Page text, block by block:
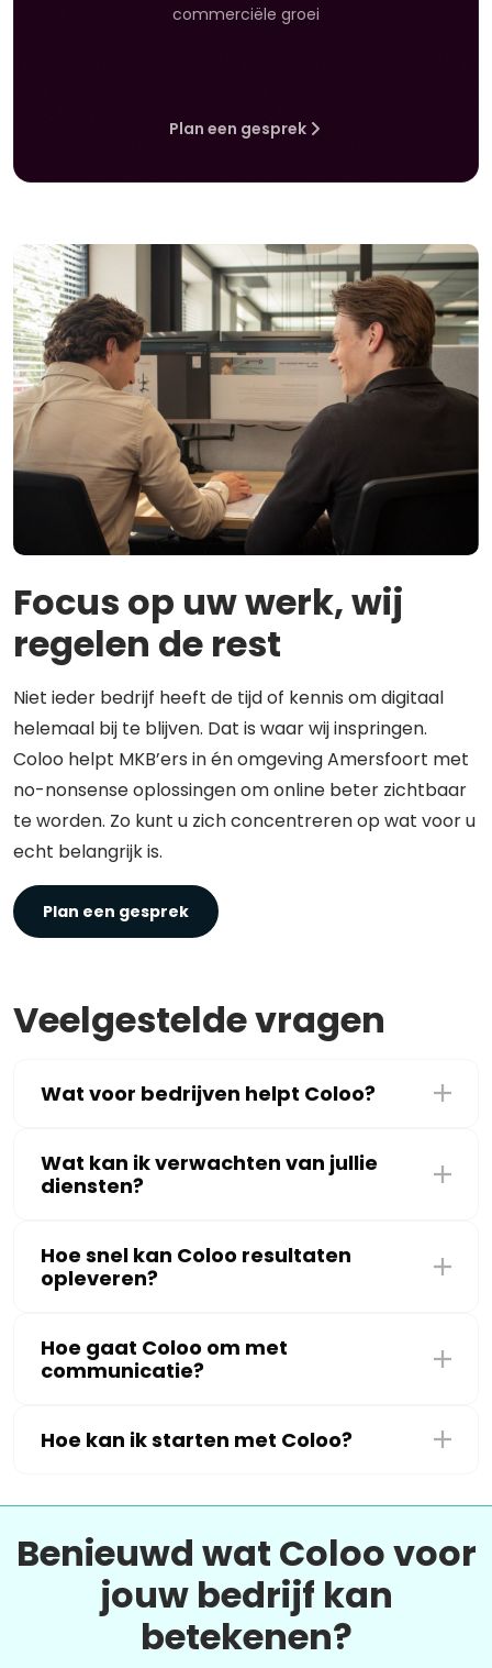
commerciële groei
Plan een gesprek
Focus op uw werk, wij
regelen de rest
Niet ieder bedrijf heeft de tijd of kennis om digitaal
helemaal bij te blijven. Dat is waar wij inspringen.
Coloo helpt MKB’ers in én omgeving Amersfoort met
no-nonsense oplossingen om online beter zichtbaar
te worden. Zo kunt u zich concentreren op wat voor u
echt belangrijk is.
Plan een gesprek
Veelgestelde vragen
Wat voor bedrijven helpt Coloo?
Wat kan ik verwachten van jullie
diensten?
Hoe snel kan Coloo resultaten
opleveren?
Hoe gaat Coloo om met
communicatie?
Hoe kan ik starten met Coloo?
Benieuwd wat Coloo voor
jouw bedrijf kan
betekenen?